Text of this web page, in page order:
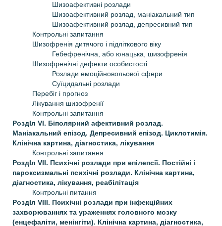
Шизоафективні розлади
Шизоафективний розлад, маніакальний тип
Шизоафективний розлад, депресивний тип
Контрольні запитання
Шизофренія дитячого і підліткового віку
Гебефренічна, або юнацька, шизофренія
Шизофренічні дефекти особистості
Розлади емоційно­вольової сфери
Суїцидальні розлади
Перебіг і прогноз
Лікування шизофренії
Контрольні запитання
РоздIл VI. Біполярний афективний розлад.
Маніакальний епізод. Депресивний епізод. Циклотимія.
Клінічна картина, діагностика, лікування
Контрольні запитання
РоздIл VII. Психічні розлади при епілепсії. Постійні і
пароксизмальні психічні розлади. Клінічна картина,
діагностика, лікування, реабілітація
Контрольні питання
РоздIл VIII. Психічні розлади при інфекційних
захворюваннях та ураженнях головного мозку
(енцефаліти, менінгіти). Клінічна картина, діагностика,